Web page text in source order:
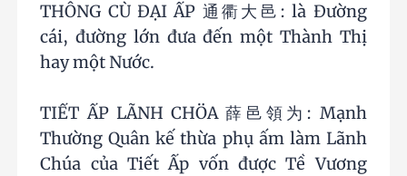
THÔNG CÙ ĐẠI ẤP 通衢大邑: là Đường
cái, đường lớn đưa đến một Thành Thị
hay một Nước.
TIẾT ẤP LÃNH CHÖA 薛邑領为: Mạnh
Thường Quân kế thừa phụ ấm làm Lãnh
Chúa của Tiết Ấp vốn được Tề Vương